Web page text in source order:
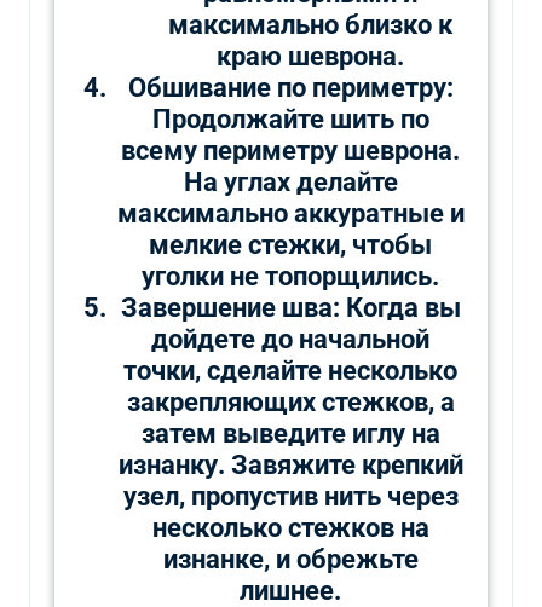
максимально близко к
краю шеврона.
Обшивание по периметру:
Продолжайте шить по
всему периметру шеврона.
На углах делайте
максимально аккуратные и
мелкие стежки, чтобы
уголки не топорщились.
Завершение шва: Когда вы
дойдете до начальной
точки, сделайте несколько
закрепляющих стежков, а
затем выведите иглу на
изнанку. Завяжите крепкий
узел, пропустив нить через
несколько стежков на
изнанке, и обрежьте
лишнее.